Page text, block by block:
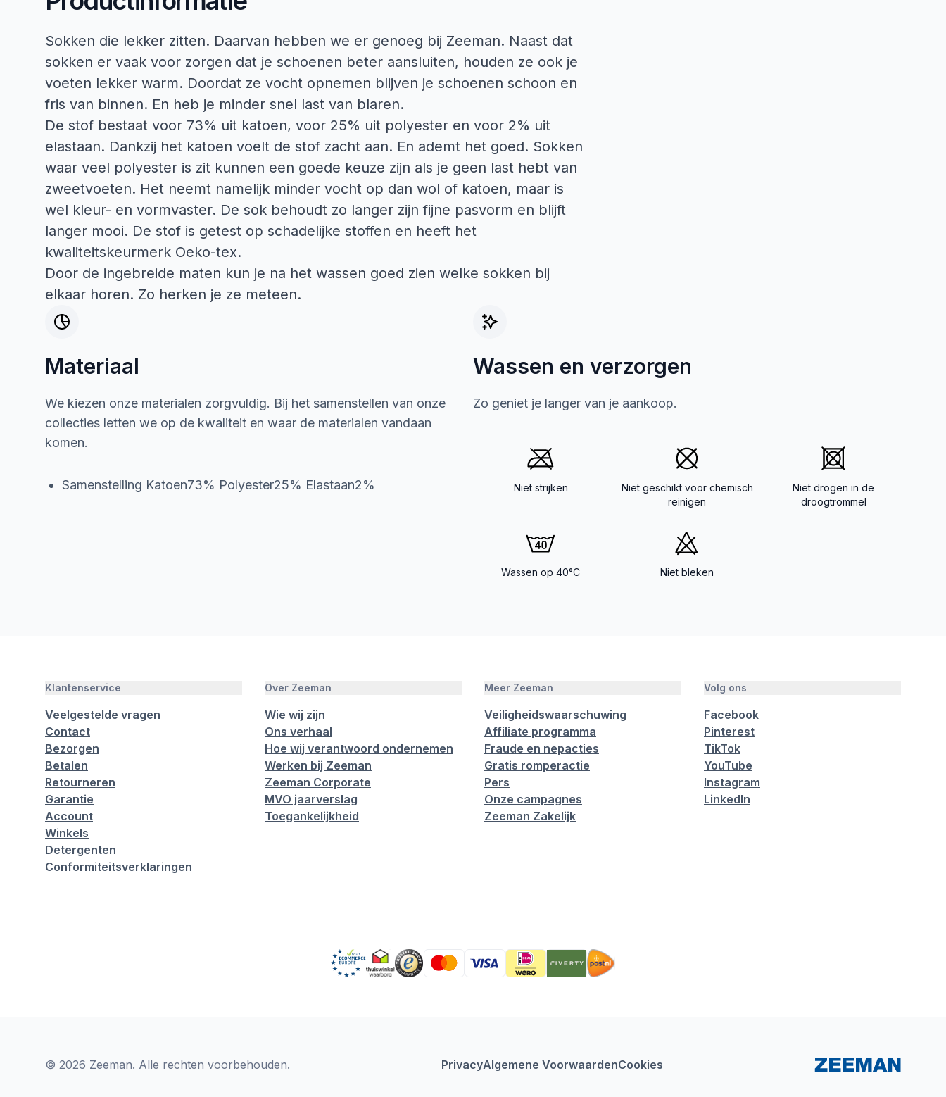
Sokken die lekker zitten. Daarvan hebben we er genoeg bij Zeeman. Naast dat
sokken er vaak voor zorgen dat je schoenen beter aansluiten, houden ze ook je
voeten lekker warm. Doordat ze vocht opnemen blijven je schoenen schoon en
fris van binnen. En heb je minder snel last van blaren.
De stof bestaat voor 73% uit katoen, voor 25% uit polyester en voor 2% uit
elastaan. Dankzij het katoen voelt de stof zacht aan. En ademt het goed. Sokken
waar veel polyester is zit kunnen een goede keuze zijn als je geen last hebt van
zweetvoeten. Het neemt namelijk minder vocht op dan wol of katoen, maar is
wel kleur- en vormvaster. De sok behoudt zo langer zijn fijne pasvorm en blijft
langer mooi. De stof is getest op schadelijke stoffen en heeft het
kwaliteitskeurmerk Oeko-tex.
Door de ingebreide maten kun je na het wassen goed zien welke sokken bij
elkaar horen. Zo herken je ze meteen.
Materiaal
We kiezen onze materialen zorgvuldig. Bij het samenstellen van onze
collecties letten we op de kwaliteit en waar de materialen vandaan
komen.
Samenstelling Katoen73% Polyester25% Elastaan2%
Wassen en verzorgen
Zo geniet je langer van je aankoop.
Niet strijken
Niet geschikt voor chemisch
reinigen
Niet drogen in de
droogtrommel
Wassen op 40°C Niet bleken
Klantenservice
Veelgestelde vragen
Contact
Bezorgen
Betalen
Retourneren
Garantie
Account
Winkels
Detergenten
Conformiteitsverklaringen
Over Zeeman
Wie wij zijn
Ons verhaal
Hoe wij verantwoord ondernemen
Werken bij Zeeman
Zeeman Corporate
MVO jaarverslag
Toegankelijkheid
Meer Zeeman
Veiligheidswaarschuwing
Affiliate programma
Fraude en nepacties
Gratis romperactie
Pers
Onze campagnes
Zeeman Zakelijk
Volg ons
Facebook
Pinterest
TikTok
YouTube
Instagram
LinkedIn
© 2026 Zeeman. Alle rechten voorbehouden. PrivacyAlgemene VoorwaardenCookies